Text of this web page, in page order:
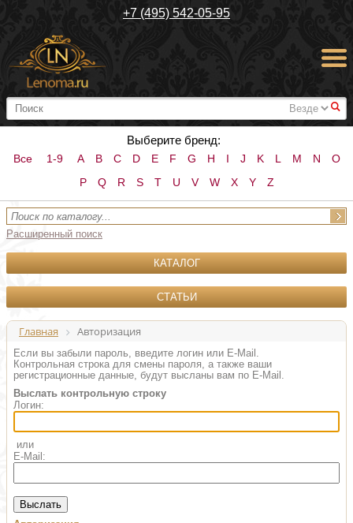
+7 (495) 542-05-95
#
Выберите бренд:
Все 1-9 A B C D E F G H I J K L M N
O
P
Q R S T U V W X Y Z
Расширенный поиск
КАТАЛОГ
СТАТЬИ
Главная Авторизация
Если вы забыли пароль, введите логин или E-Mail.
Контрольная строка для смены пароля, а также ваши
регистрационные данные, будут высланы вам по E-Mail.
Выслать контрольную строку
Логин:
или
E-Mail: